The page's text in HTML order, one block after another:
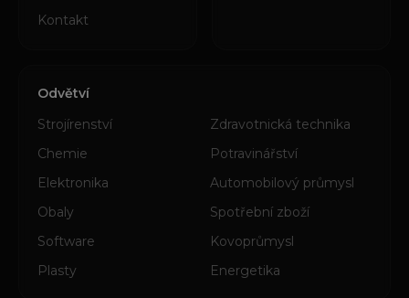
Kontakt
Odvětví
Strojírenství
Zdravotnická technika
Chemie
Potravinářství
Elektronika
Automobilový průmysl
Obaly
Spotřební zboží
Software
Kovoprůmysl
Plasty
Energetika